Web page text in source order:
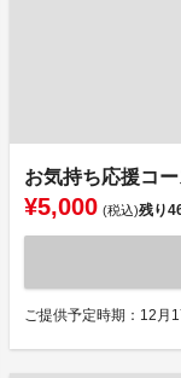
お気持ち応援コ
¥5,000 (税込)残り
ご提供予定時期：12月